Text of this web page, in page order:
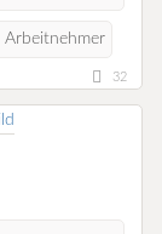
Arbeitnehmer
32